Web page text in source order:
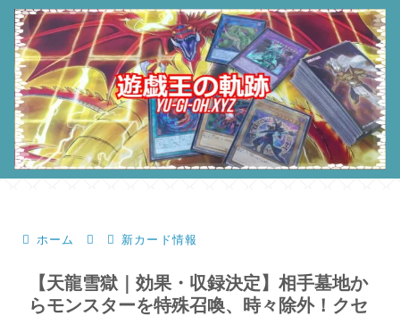
ホーム 新カード情報
【天龍雪獄｜効果・収録決定】相手墓地か
らモンスターを特殊召喚、時々除外！クセ